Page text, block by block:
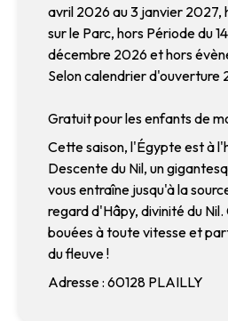
avril 2026 au 3 janvier 2027,
sur le Parc, hors Période du
décembre 2026 et hors
Selon calendrier d'ouverture
Gratuit pour les enfants de
Cette saison, l'Égypte est à
Descente du Nil, un
vous entraîne jusqu'à la
regard d'Hâpy, divinité du Nil.
bouées à toute vitesse et
du fleuve !
Adresse : 60128 PLAILLY